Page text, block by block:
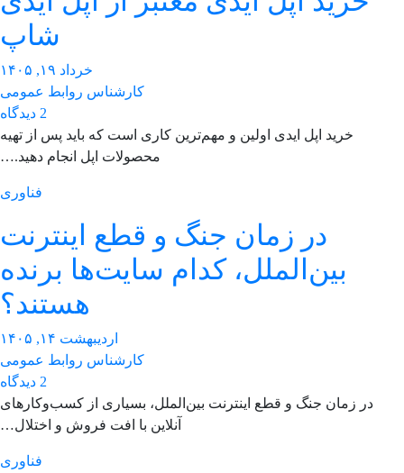
شاپ
خرداد ۱۹, ۱۴۰۵
کارشناس روابط عمومی
خرید اپل ایدی اولین و مهم‌ترین کاری است که باید پس از تهیه
محصولات اپل انجام دهید.…
فناوری
در زمان جنگ و قطع اینترنت
بین‌الملل، کدام سایت‌ها برنده
هستند؟
اردیبهشت ۱۴, ۱۴۰۵
کارشناس روابط عمومی
در زمان جنگ و قطع اینترنت بین‌الملل، بسیاری از کسب‌وکارهای
آنلاین با افت فروش و اختلال…
فناوری